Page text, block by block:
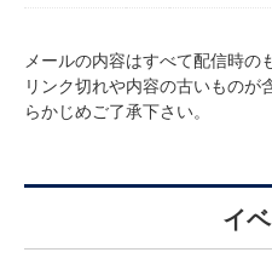
メールの内容はすべて配信時の
リンク切れや内容の古いものが
らかじめご了承下さい。
イ